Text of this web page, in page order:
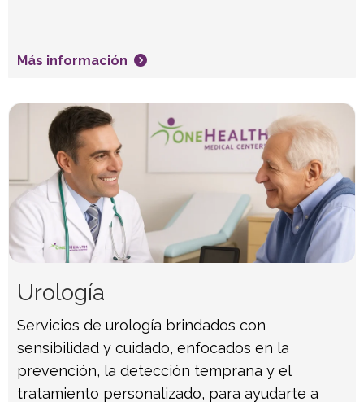
Más información
Urología
Servicios de urología brindados con
sensibilidad y cuidado, enfocados en la
prevención, la detección temprana y el
tratamiento personalizado, para ayudarte a